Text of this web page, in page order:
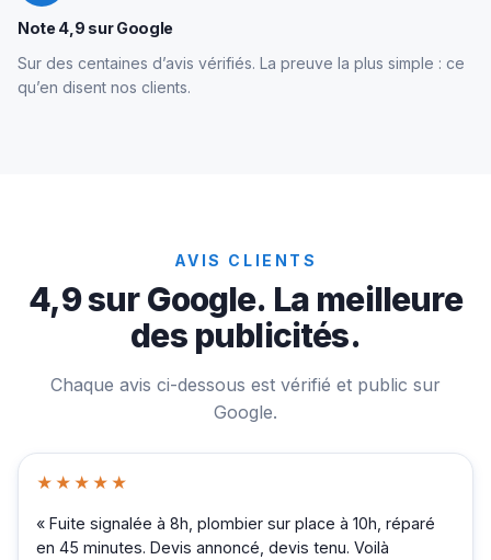
Note 4,9 sur Google
Sur des centaines d’avis vérifiés. La preuve la plus simple : ce
qu’en disent nos clients.
AVIS CLIENTS
4,9 sur Google. La meilleure
des publicités.
Chaque avis ci-dessous est vérifié et public sur
Google.
★★★★★
« Fuite signalée à 8h, plombier sur place à 10h, réparé
en 45 minutes. Devis annoncé, devis tenu. Voilà